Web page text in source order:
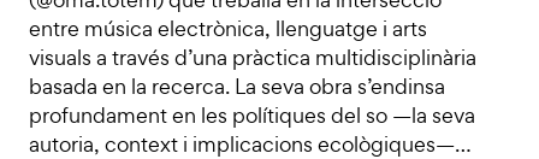
entre música electrònica, llenguatge i arts
visuals a través d’una pràctica multidisciplinària
basada en la recerca. La seva obra s’endinsa
profundament en les polítiques del so —la seva
autoria, context i implicacions ecològiques—…